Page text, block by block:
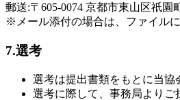
郵送:〒605-0074 京都市東山区祇園
※メール添付の場合は、ファイル
7.選考
選考は提出書類をもとに当協
選考に際して、事務局よりご